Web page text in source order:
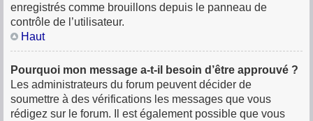
enregistrés comme brouillons depuis le panneau de
contrôle de l’utilisateur.
Haut
Pourquoi mon message a-t-il besoin d’être approuvé ?
Les administrateurs du forum peuvent décider de
soumettre à des vérifications les messages que vous
rédigez sur le forum. Il est également possible que vous